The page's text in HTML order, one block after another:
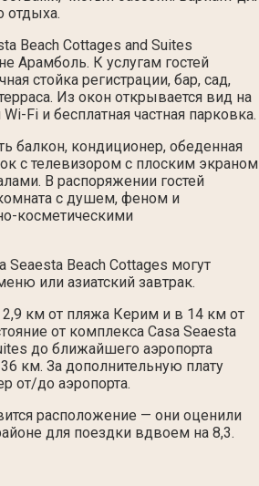
отдыха.
Beach Cottages and Suites
Арамболь. К услугам гостей
стойка регистрации, бар, сад,
Из окон открывается вид на
Fi и бесплатная частная парковка.
балкон, кондиционер, обеденная
с телевизором с плоским экраном
В распоряжении гостей
с душем, феном и
косметическими
Seaesta Beach Cottages могут
или азиатский завтрак.
2,9 км от пляжа Керим и в 14 км от
от комплекса Casa Seaesta
до ближайшего аэропорта
км. За дополнительную плату
от/до аэропорта.
расположение — они оценили
для поездки вдвоем на 8,3.